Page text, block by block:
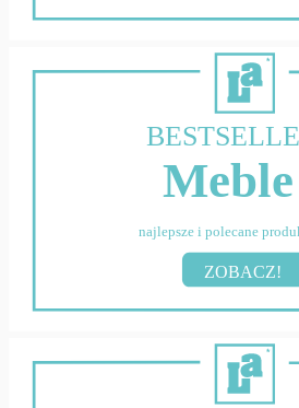
Meble
najlepsze i polecane
ZOBACZ!